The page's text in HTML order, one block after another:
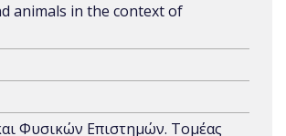
animals in the context of
Φυσικών Επιστημών. Τομέας